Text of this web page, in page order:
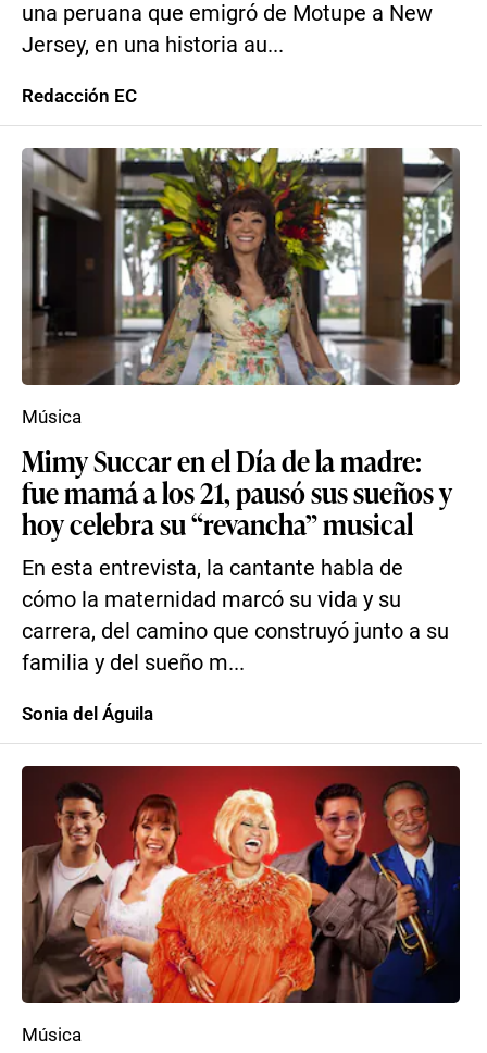
una peruana que emigró de Motupe a New
Jersey, en una historia au...
Redacción EC
Mimy Succar en el Día de la madre:
fue mamá a los 21, pausó sus sueños y
hoy celebra su “revancha” musical
En esta entrevista, la cantante habla de
cómo la maternidad marcó su vida y su
carrera, del camino que construyó junto a su
familia y del sueño m...
Música
Sonia del Águila
Música